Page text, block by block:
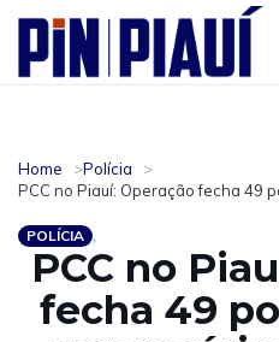
Home
Polícia
PCC no Piauí: Operação fecha 49
POLÍCIA
PCC no
fecha 49